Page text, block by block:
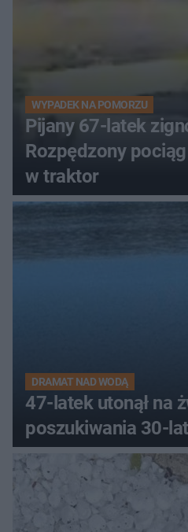
WYPADEK NA POMORZU
Pijany 67-latek
Rozpędzony
w traktor
DRAMAT NAD WODĄ
47-latek utonął na
poszukiwania 30-